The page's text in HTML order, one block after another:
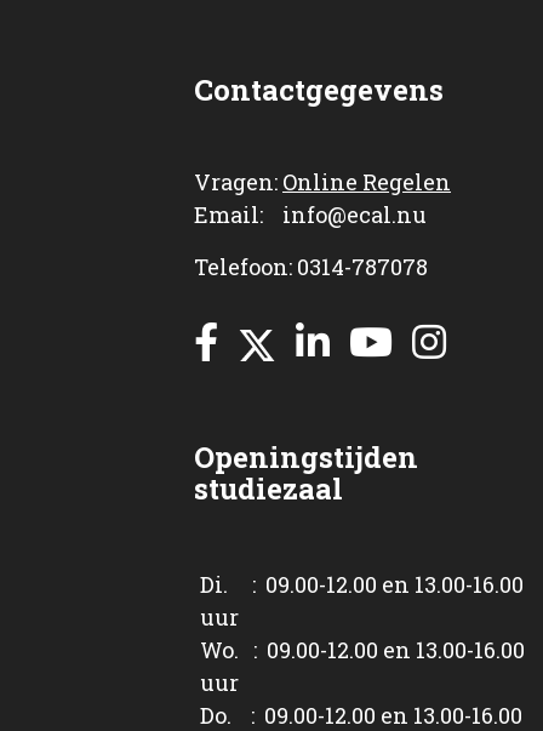
Contactgegevens
Vragen: Online Regelen
Email: info@ecal.nu
Telefoon: 0314-787078
Openingstijden
studiezaal
Di. : 09.00-12.00 en 13.00-16.00
uur
Wo. : 09.00-12.00 en 13.00-16.00
uur
Do. : 09.00-12.00 en 13.00-16.00